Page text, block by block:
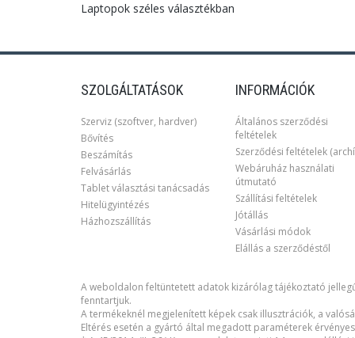
Laptopok széles választékban
SZOLGÁLTATÁSOK
Szerviz (szoftver, hardver)
Bővítés
Beszámítás
Felvásárlás
Tablet választási tanácsadás
Hitelügyintézés
Házhozszállítás
INFORMÁCIÓK
Általános szerződési
feltételek
Szerződési feltételek
Webáruház használati
útmutató
Szállítási feltételek
Jótállás
Vásárlási módok
Elállás a szerződéstől
A weboldalon feltüntetett adatok kizárólag tájékoztató
fenntartjuk.
A termékeknél megjelenített képek csak illusztrációk, a
Eltérés esetén a gyártó által megadott paraméterek